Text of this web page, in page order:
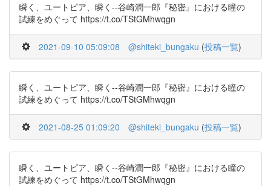
瞬く、ユートピア、瞬く--谷崎潤一郎『秘密』における瞳の
試練をめぐって https://t.co/TStGMhwqgn
2021-09-10 05:09:08 @shiteki_bungaku (投稿一覧)
瞬く、ユートピア、瞬く--谷崎潤一郎『秘密』における瞳の
試練をめぐって https://t.co/TStGMhwqgn
2021-08-25 01:09:20 @shiteki_bungaku (投稿一覧)
瞬く、ユートピア、瞬く--谷崎潤一郎『秘密』における瞳の
試練をめぐって https://t.co/TStGMhwqgn